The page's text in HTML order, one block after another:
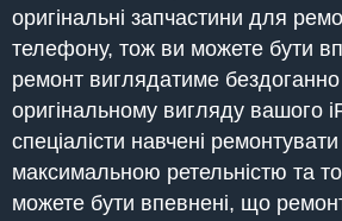
оригінальні запчастини для
телефону, тож ви можете бути
ремонт виглядатиме бездоганно
оригінальному вигляду вашого
спеціалісти навчені
максимальною ретельністю та
можете бути впевнені, що